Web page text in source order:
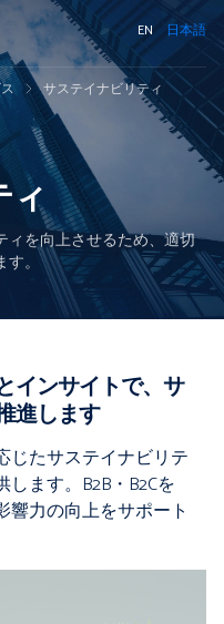
EN 日本語
サステイナビリティ
ィ
ィを向上させるため、適切
。
インサイトで、サ
進します
じたサステイナビリテ
ます。B2B・B2Cを
力の向上をサポート